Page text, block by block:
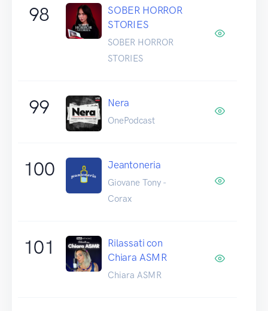
98
SOBER HORROR
STORIES
SOBER HORROR
STORIES
99 Nera
OnePodcast
100 Jeantoneria
Giovane Tony -
Corax
101
Rilassati con
Chiara ASMR
Chiara ASMR